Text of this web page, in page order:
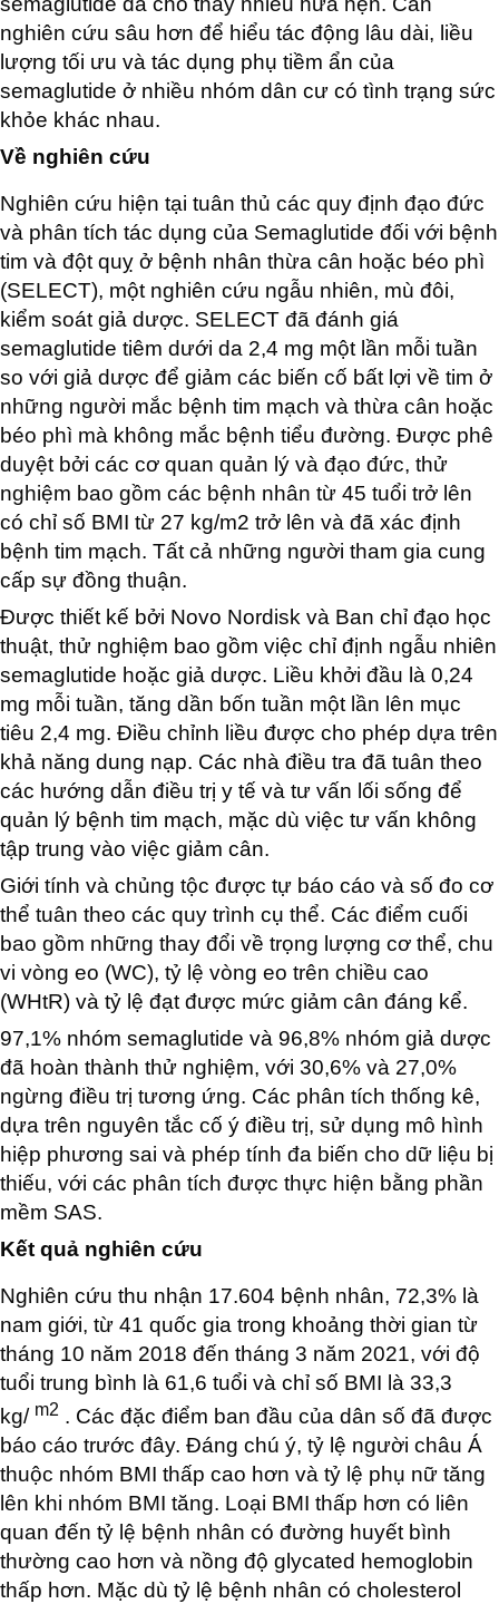
nghiên cứu sâu hơn để hiểu tác động lâu dài, liều
lượng tối ưu và tác dụng phụ tiềm ẩn của
semaglutide ở nhiều nhóm dân cư có tình trạng sức
khỏe khác nhau.
Về nghiên cứu
Nghiên cứu hiện tại tuân thủ các quy định đạo đức
và phân tích tác dụng của Semaglutide đối với bệnh
tim và đột quỵ ở bệnh nhân thừa cân hoặc béo phì
(SELECT), một nghiên cứu ngẫu nhiên, mù đôi,
kiểm soát giả dược. SELECT đã đánh giá
semaglutide tiêm dưới da 2,4 mg một lần mỗi tuần
so với giả dược để giảm các biến cố bất lợi về tim ở
những người mắc bệnh tim mạch và thừa cân hoặc
béo phì mà không mắc bệnh tiểu đường. Được phê
duyệt bởi các cơ quan quản lý và đạo đức, thử
nghiệm bao gồm các bệnh nhân từ 45 tuổi trở lên
có chỉ số BMI từ 27 kg/m2 trở lên và đã xác định
bệnh tim mạch. Tất cả những người tham gia cung
cấp sự đồng thuận.
Được thiết kế bởi Novo Nordisk và Ban chỉ đạo học
thuật, thử nghiệm bao gồm việc chỉ định ngẫu nhiên
semaglutide hoặc giả dược. Liều khởi đầu là 0,24
mg mỗi tuần, tăng dần bốn tuần một lần lên mục
tiêu 2,4 mg. Điều chỉnh liều được cho phép dựa trên
khả năng dung nạp. Các nhà điều tra đã tuân theo
các hướng dẫn điều trị y tế và tư vấn lối sống để
quản lý bệnh tim mạch, mặc dù việc tư vấn không
tập trung vào việc giảm cân.
Giới tính và chủng tộc được tự báo cáo và số đo cơ
thể tuân theo các quy trình cụ thể. Các điểm cuối
bao gồm những thay đổi về trọng lượng cơ thể, chu
vi vòng eo (WC), tỷ lệ vòng eo trên chiều cao
(WHtR) và tỷ lệ đạt được mức giảm cân đáng kể.
97,1% nhóm semaglutide và 96,8% nhóm giả dược
đã hoàn thành thử nghiệm, với 30,6% và 27,0%
ngừng điều trị tương ứng. Các phân tích thống kê,
dựa trên nguyên tắc cố ý điều trị, sử dụng mô hình
hiệp phương sai và phép tính đa biến cho dữ liệu bị
thiếu, với các phân tích được thực hiện bằng phần
mềm SAS.
Kết quả nghiên cứu
Nghiên cứu thu nhận 17.604 bệnh nhân, 72,3% là
nam giới, từ 41 quốc gia trong khoảng thời gian từ
tháng 10 năm 2018 đến tháng 3 năm 2021, với độ
tuổi trung bình là 61,6 tuổi và chỉ số BMI là 33,3
kg/ m2 . Các đặc điểm ban đầu của dân số đã được
báo cáo trước đây. Đáng chú ý, tỷ lệ người châu Á
thuộc nhóm BMI thấp cao hơn và tỷ lệ phụ nữ tăng
lên khi nhóm BMI tăng. Loại BMI thấp hơn có liên
quan đến tỷ lệ bệnh nhân có đường huyết bình
thường cao hơn và nồng độ glycated hemoglobin
thấp hơn. Mặc dù tỷ lệ bệnh nhân có cholesterol